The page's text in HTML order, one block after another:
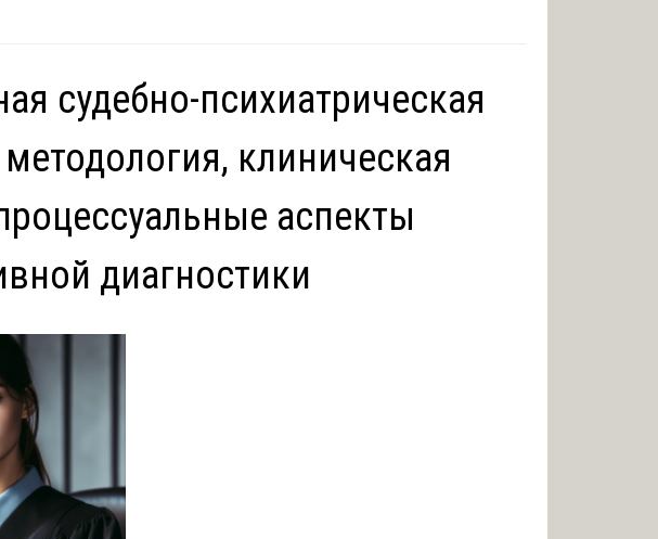
судебно-психиатрическая
клиническая
аспекты
диагностики